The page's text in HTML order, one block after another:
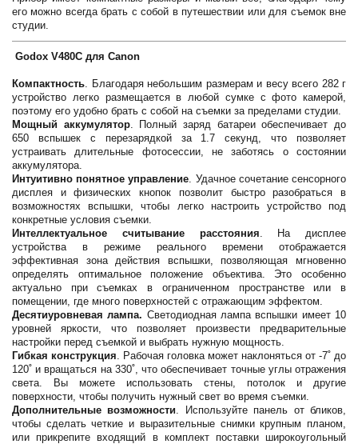
его можно всегда брать с собой в путешествии или для съемок вне
студии.
Godox V480C для Canon
Компактность. Благодаря небольшим размерам и весу всего 282 г
устройство легко размещается в любой сумке с фото камерой,
поэтому его удобно брать с собой на съемки за пределами студии.
Мощный аккумулятор. Полный заряд батареи обеспечивает до
650 вспышек с перезарядкой за 1.7 секунд, что позволяет
устраивать длительные фотосессии, не заботясь о состоянии
аккумулятора.
Интуитивно понятное управление. Удачное сочетание сенсорного
дисплея и физических кнопок позволит быстро разобраться в
возможностях вспышки, чтобы легко настроить устройство под
конкретные условия съемки.
Интеллектуальное считывание расстояния. На дисплее
устройства в режиме реального времени отображается
эффективная зона действия вспышки, позволяющая мгновенно
определять оптимальное положение объектива. Это особенно
актуально при съемках в ограниченном пространстве или в
помещении, где много поверхностей с отражающим эффектом.
Десятиуровневая лампа. Светодиодная лампа вспышки имеет 10
уровней яркости, что позволяет произвести предварительные
настройки перед съемкой и выбрать нужную мощность.
Гибкая конструкция. Рабочая головка может наклоняться от -7˚ до
120˚ и вращаться на 330˚, что обеспечивает точные углы отражения
света. Вы можете использовать стены, потолок и другие
поверхности, чтобы получить нужный свет во время съемки.
Дополнительные возможности. Используйте панель от бликов,
чтобы сделать четкие и выразительные снимки крупным планом,
или прикрепите входящий в комплект поставки широкоугольный